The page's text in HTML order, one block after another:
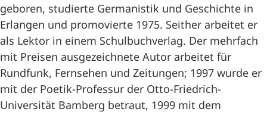
geboren, studierte Germanistik und Geschichte in
Erlangen und promovierte 1975. Seither arbeitet er
als Lektor in einem Schulbuchverlag. Der mehrfach
mit Preisen ausgezeichnete Autor arbeitet für
Rundfunk, Fernsehen und Zeitungen; 1997 wurde er
mit der Poetik-Professur der Otto-Friedrich-
Universität Bamberg betraut, 1999 mit dem